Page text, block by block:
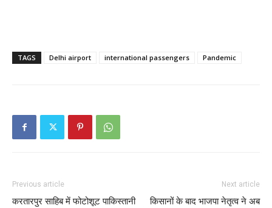
TAGS Delhi airport international passengers Pandemic
Previous article
करतारपुर साहिब में फोटोशूट पाकिस्तानी
Next article
किसानों के बाद भाजपा नेतृत्व ने अब